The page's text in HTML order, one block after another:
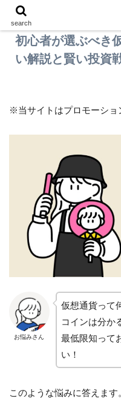
初心者が選ぶべき
い解説と賢い投資
※当サイトはプロモーショ
お悩みさん
仮想通貨って
コインは分か
最低限知って
い！
このような悩みに答えます
search